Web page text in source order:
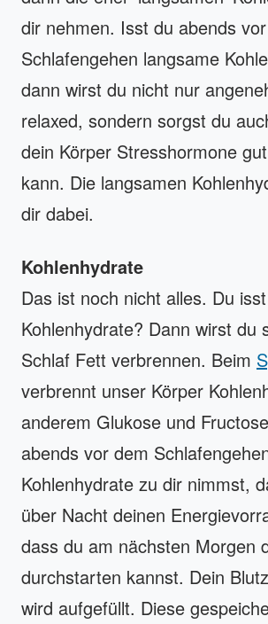
dir nehmen. Isst du abends
Schlafengehen langsame
dann wirst du nicht nur
relaxed, sondern sorgst du
dein Körper Stresshormone
kann. Die langsamen
dir dabei.
Kohlenhydrate
Das ist noch nicht alles. Du
Kohlenhydrate? Dann wirst du
Schlaf Fett verbrennen. Beim
verbrennt unser Körper
anderem Glukose und
abends vor dem
Kohlenhydrate zu dir nimmst,
über Nacht deinen
dass du am nächsten Morgen
durchstarten kannst. Dein
wird aufgefüllt. Diese